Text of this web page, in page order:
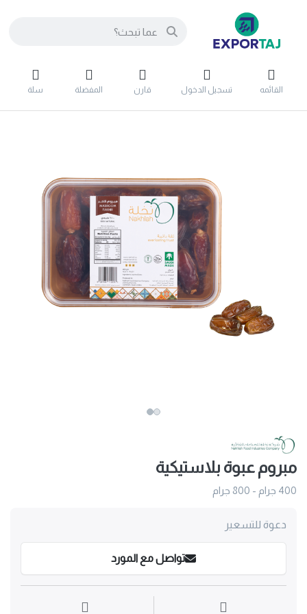
القائمه تسجيل الدخول قارن المفضلة سلة
مبروم عبوة بلاستيكية
400 جرام - 800 جرام
دعوة للتسعير
تواصل مع المورد